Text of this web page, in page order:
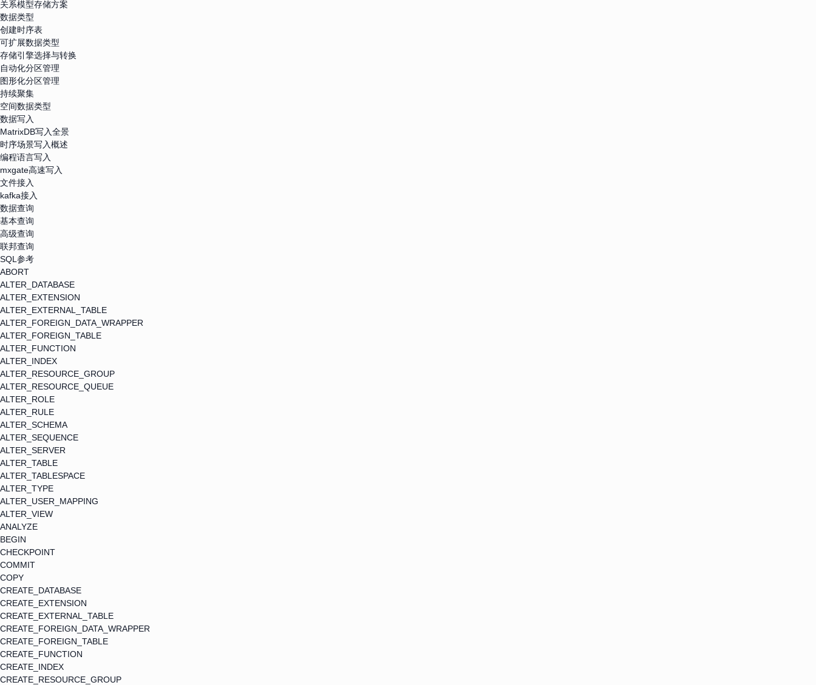
关系模型存储方案
数据类型
创建时序表
可扩展数据类型
存储引擎选择与转换
自动化分区管理
图形化分区管理
持续聚集
空间数据类型
数据写入
MatrixDB写入全景
时序场景写入概述
编程语言写入
mxgate高速写入
文件接入
kafka接入
数据查询
基本查询
高级查询
联邦查询
SQL参考
ABORT
ALTER_DATABASE
ALTER_EXTENSION
ALTER_EXTERNAL_TABLE
ALTER_FOREIGN_DATA_WRAPPER
ALTER_FOREIGN_TABLE
ALTER_FUNCTION
ALTER_INDEX
ALTER_RESOURCE_GROUP
ALTER_RESOURCE_QUEUE
ALTER_ROLE
ALTER_RULE
ALTER_SCHEMA
ALTER_SEQUENCE
ALTER_SERVER
ALTER_TABLE
ALTER_TABLESPACE
ALTER_TYPE
ALTER_USER_MAPPING
ALTER_VIEW
ANALYZE
BEGIN
CHECKPOINT
COMMIT
COPY
CREATE_DATABASE
CREATE_EXTENSION
CREATE_EXTERNAL_TABLE
CREATE_FOREIGN_DATA_WRAPPER
CREATE_FOREIGN_TABLE
CREATE_FUNCTION
CREATE_INDEX
CREATE_RESOURCE_GROUP